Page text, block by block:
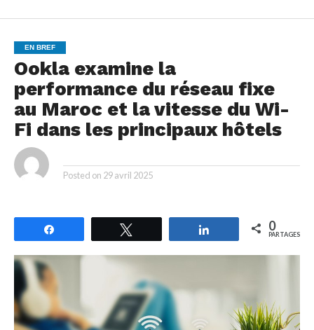
EN BREF
Ookla examine la
performance du réseau fixe
au Maroc et la vitesse du Wi-
Fi dans les principaux hôtels
Posted on 29 avril 2025
Partagez 0
PARTAGES